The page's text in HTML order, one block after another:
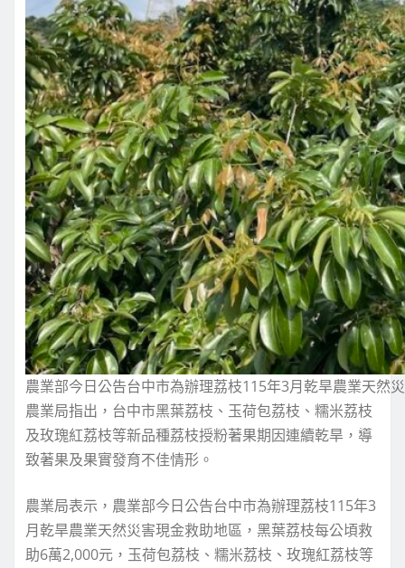
農業部今日公告台中市為辦理荔枝115年3月乾旱農業天然
農業局指出，台中市黑葉荔枝、玉荷包荔枝、糯米荔枝
及玫瑰紅荔枝等新品種荔枝授粉著果期因連續乾旱，導
致著果及果實發育不佳情形。
農業局表示，農業部今日公告台中市為辦理荔枝115年3
月乾旱農業天然災害現金救助地區，黑葉荔枝每公頃救
助6萬2,000元，玉荷包荔枝、糯米荔枝、玫瑰紅荔枝等